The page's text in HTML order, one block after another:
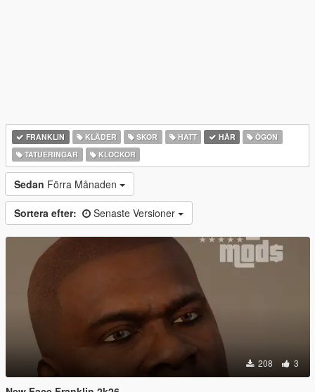
FRANKLIN KLÄDER SKOR HATT HÅR
ÖGON
TATUERINGAR
KLOCKOR
Sedan Förra Månaden
Sortera efter: Senaste Versioner
208 3